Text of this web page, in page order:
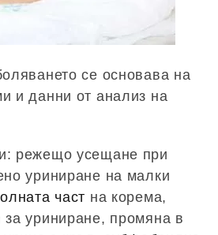
се основава на
и данни от анализ на
режещо усещане при
уриниране на малки
част на корема,
за уриниране, промяна в